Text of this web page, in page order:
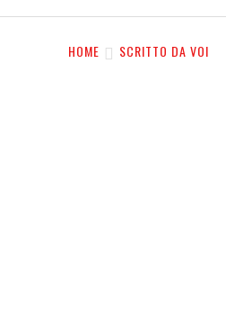
HOME SCRITTO DA VOI